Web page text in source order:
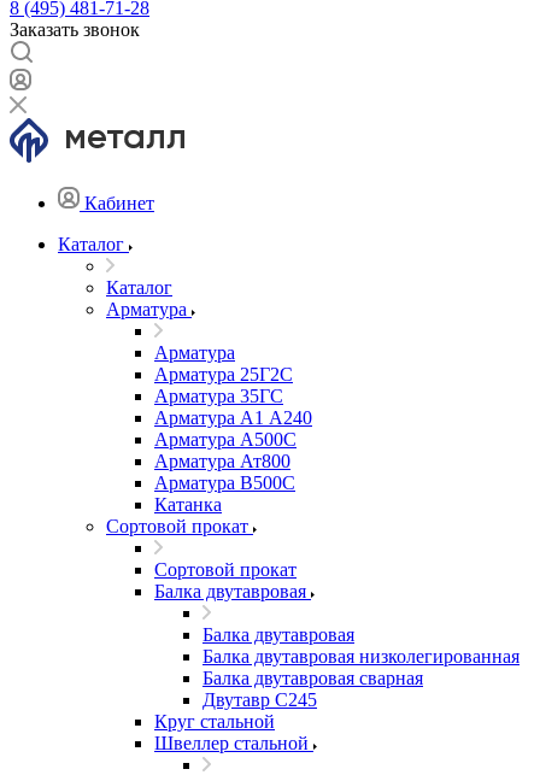
8 (495) 481-71-28
Заказать звонок
Кабинет
Каталог
Каталог
Арматура
Арматура
Арматура 25Г2С
Арматура 35ГС
Арматура А1 А240
Арматура А500С
Арматура Ат800
Арматура В500С
Катанка
Сортовой прокат
Сортовой прокат
Балка двутавровая
Балка двутавровая
Балка двутавровая низколегированная
Балка двутавровая сварная
Двутавр С245
Круг стальной
Швеллер стальной